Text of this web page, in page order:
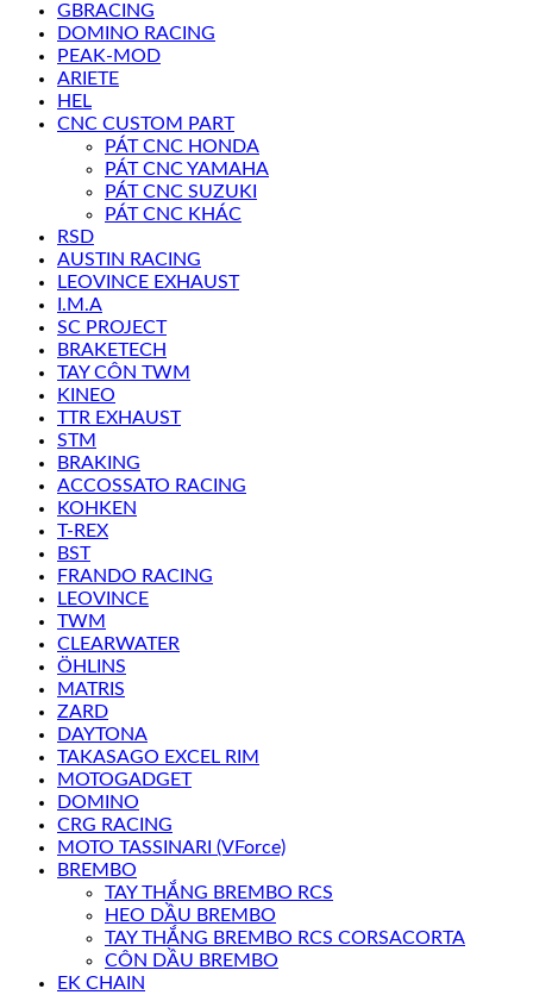
GBRACING
DOMINO RACING
PEAK-MOD
ARIETE
HEL
CNC CUSTOM PART
PÁT CNC HONDA
PÁT CNC YAMAHA
PÁT CNC SUZUKI
PÁT CNC KHÁC
RSD
AUSTIN RACING
LEOVINCE EXHAUST
I.M.A
SC PROJECT
BRAKETECH
TAY CÔN TWM
KINEO
TTR EXHAUST
STM
BRAKING
ACCOSSATO RACING
KOHKEN
T-REX
BST
FRANDO RACING
LEOVINCE
TWM
CLEARWATER
ÖHLINS
MATRIS
ZARD
DAYTONA
TAKASAGO EXCEL RIM
MOTOGADGET
DOMINO
CRG RACING
MOTO TASSINARI (VForce)
BREMBO
TAY THẮNG BREMBO RCS
HEO DẦU BREMBO
TAY THẮNG BREMBO RCS CORSACORTA
CÔN DẦU BREMBO
EK CHAIN